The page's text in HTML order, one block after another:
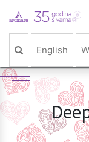
English